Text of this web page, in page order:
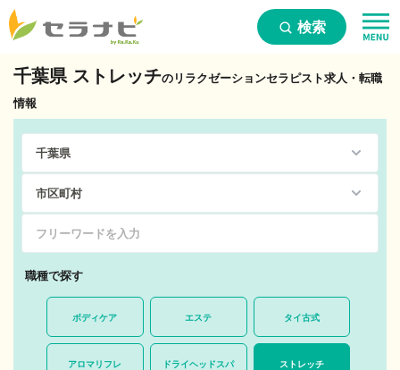
検索
千葉県 ストレッチのリラクゼーションセラピスト求人・転職
情報
職種で探す
ボディケア エステ タイ古式
アロマリフレ ドライヘッドスパ ストレッチ